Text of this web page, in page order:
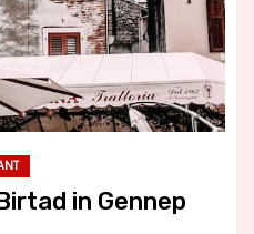
in Gennep